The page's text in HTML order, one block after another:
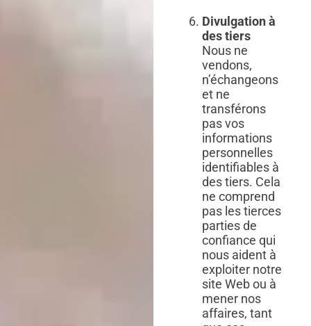
Divulgation à
des tiers
Nous ne
vendons,
n’échangeons
et ne
transférons
pas vos
informations
personnelles
identifiables à
des tiers. Cela
ne comprend
pas les tierces
parties de
confiance qui
nous aident à
exploiter notre
site Web ou à
mener nos
affaires, tant